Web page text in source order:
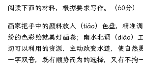
阅读下面的材料，根据要求写作。（60分）
画家把手中的颜料放入（tiáo）色盘，精准
纷的色彩绘就美好画卷；南水北调（diào）
切可以利用的资源，主动改变水道，使自然
一字双音，既有顺势而为的选择，又有不拘